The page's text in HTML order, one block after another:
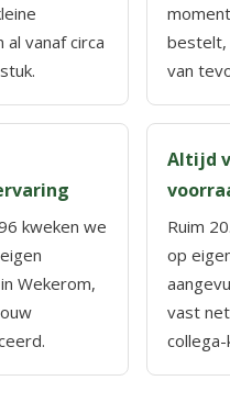
al vanaf circa
bestelt,
van
kweken we
Wekerom,
Altijd
Ruim
op
vast